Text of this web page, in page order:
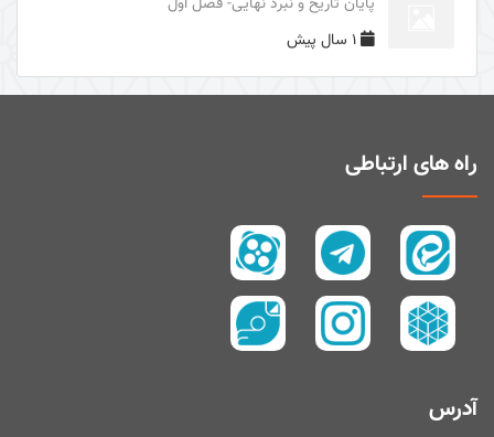
سال 1394
زیارت و توسل
پیامبر امّی (صلی الله علیه و آله و سلم)
تفسیر سورۀ کوثر
سال 1397
سال 1395
1 سال پیش
راه های ارتباطی
آدرس